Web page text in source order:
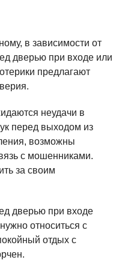
в зависимости от
дверью при входе или
предлагают
неудачи в
перед выходом из
возможны
с мошенниками.
за своим
дверью при входе
относиться с
отдых с